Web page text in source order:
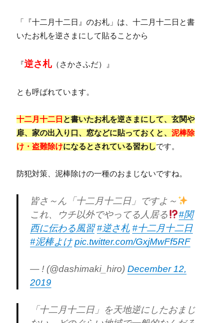
「『十二月十二日』のお札」は、十二月十二日と書
いたお札を逆さまにして貼ることから
『逆さ札（さかさふだ）』
とも呼ばれています。
十二月十二日 と書いたお札を逆さまにして、玄関や
扉、家の出入り口、窓などに貼っておくと、泥棒除
け・盗難除けになるとされている習わしです。
防犯対策、泥棒除けの一種のおまじないですね。
皆さ～ん「十二月十二日」ですよ～
これ、ウチ以外でやってる人居る
#関
西に伝わる風習 #逆さ札 #十二月十二日
#泥棒よけ pic.twitter.com/GxjMwFf5RF
— ! (@dashimaki_hiro)December 12,
2019
「十二月十二日」を天地逆にしたおまじ